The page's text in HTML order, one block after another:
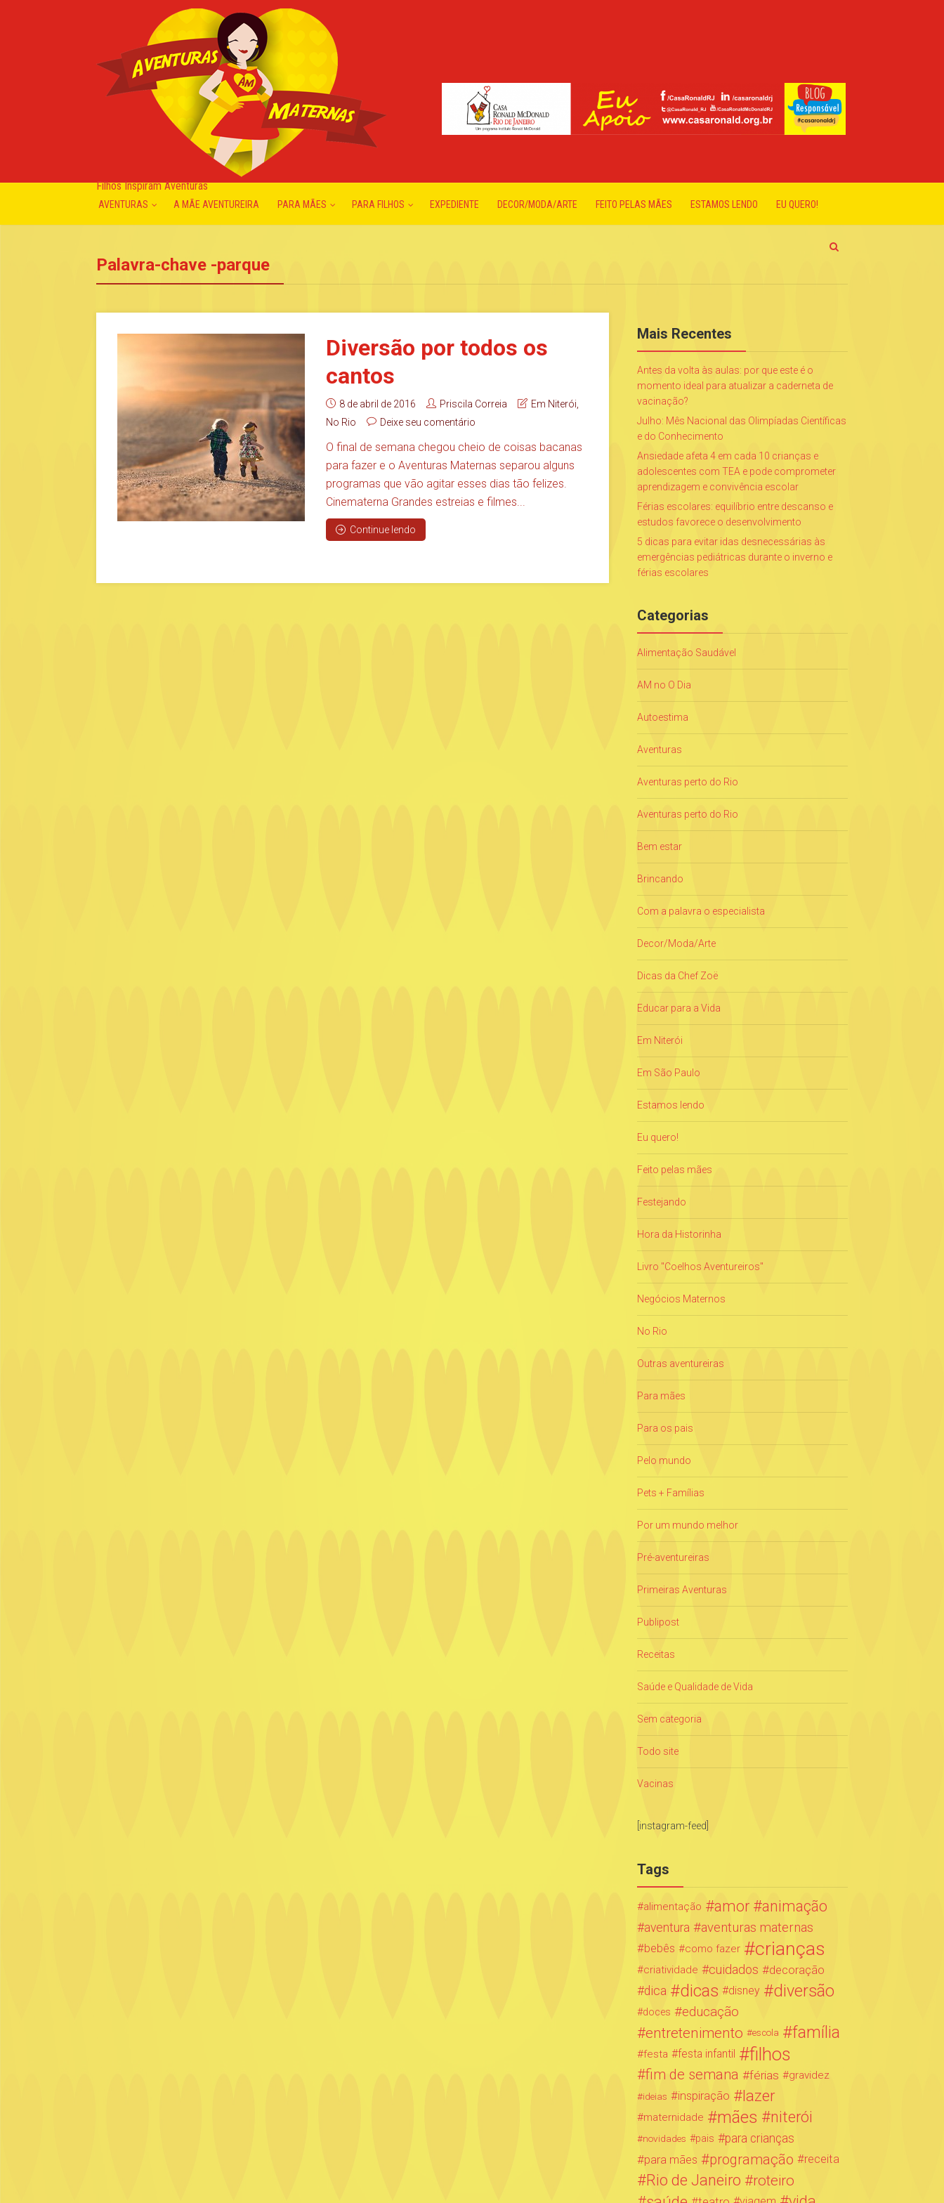
Filhos Inspiram Aventuras
AVENTURAS A MÃE AVENTUREIRA PARA MÃES PARA FILHOS EXPEDIENTE DECOR/MODA/ARTE FEITO PELAS MÃES ESTAMOS LENDO EU QUERO!
Palavra-chave -parque
Diversão por todos os
cantos
8 de abril de 2016 Priscila Correia Em Niterói
No Rio
Deixe seu comentário
O final de semana chegou cheio de coisas bacanas
para fazer e o Aventuras Maternas separou alguns
programas que vão agitar esses dias tão felizes.
Cinematerna Grandes estreias e filmes...
Continue lendo
Mais Recentes
Antes da volta às aulas: por que este é o
momento ideal para atualizar a caderneta de
vacinação?
Julho: Mês Nacional das Olimpíadas Científicas
e do Conhecimento
Ansiedade afeta 4 em cada 10 crianças e
adolescentes com TEA e pode comprometer
aprendizagem e convivência escolar
Férias escolares: equilíbrio entre descanso e
estudos favorece o desenvolvimento
5 dicas para evitar idas desnecessárias às
emergências pediátricas durante o inverno e
férias escolares
Categorias
Alimentação Saudável
AM no O Dia
Autoestima
Aventuras
Aventuras perto do Rio
Aventuras perto do Rio
Bem estar
Brincando
Com a palavra o especialista
Decor/Moda/Arte
Dicas da Chef Zoë
Educar para a Vida
Em Niterói
Em São Paulo
Estamos lendo
Eu quero!
Feito pelas mães
Festejando
Hora da Historinha
Livro "Coelhos Aventureiros"
Negócios Maternos
No Rio
Outras aventureiras
Para mães
Para os pais
Pelo mundo
Pets + Famílias
Por um mundo melhor
Pré-aventureiras
Primeiras Aventuras
Publipost
Receitas
Saúde e Qualidade de Vida
Sem categoria
Todo site
Vacinas
[instagram-feed]
Tags
alimentação amor animação
aventura aventuras maternas
bebês como fazer crianças
criatividade cuidados
decoração
dica
dicas disney diversão
doces educação
entretenimento escola família
festa festa infantil filhos
fim de semana férias gravidez
ideias inspiração lazer
maternidade mães niterói
novidades pais
para crianças
para mães
programação receita
Rio de Janeiro roteiro